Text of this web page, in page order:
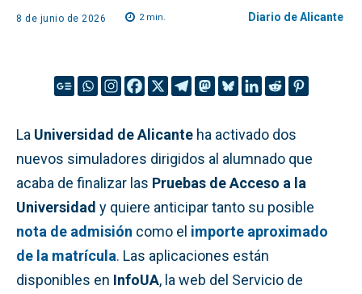
8 de junio de 2026 2min. Diario de Alicante
La Universidad de Alicante ha activado dos
nuevos simuladores dirigidos al alumnado que
acaba de finalizar las Pruebas de Acceso a la
Universidad y quiere anticipar tanto su posible
nota de admisión como el importe aproximado
de la matrícula. Las aplicaciones están
disponibles en InfoUA, la web del Servicio de